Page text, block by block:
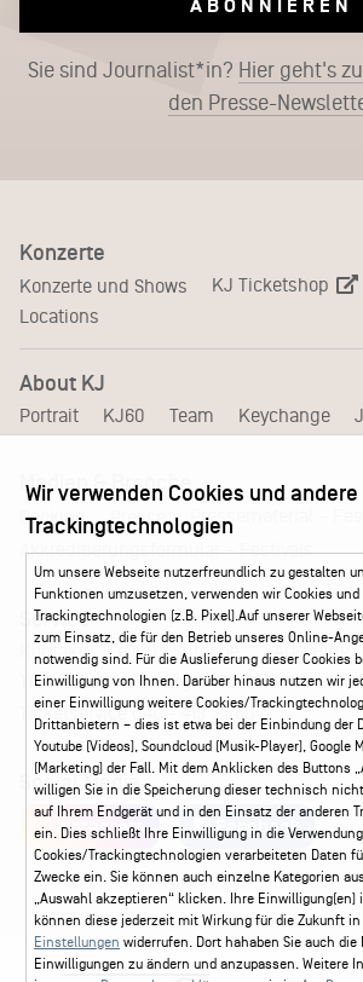
ABONNIEREN
Sie sind Journalist*in? Hier geht's
den Presse-
Konzerte
Konzerte und Shows KJ Ticketshop
Locations
About KJ
Portrait KJ60 Team Keychange
Medien & Branche
Booking Presse
Pressematerial –
Akkreditierungsformular – Festivals
Service
Kontakt Leichte Sprache
FAQ / Hilfe
Ticketshop Hamburg
Gutscheine
Ticketservice 040 - 413 22 60
Social Media
Instagram Facebook
Wir verwenden Cookies und andere
Trackingtechnologien
Um unsere Webseite nutzerfreundlich zu gestalten
Funktionen umzusetzen, verwenden wir Cookies und
Trackingtechnologien (z.B. Pixel).Auf unserer
zum Einsatz, die für den Betrieb unseres Online-
notwendig sind. Für die Auslieferung dieser Cookies
Einwilligung von Ihnen. Darüber hinaus nutzen wir
einer Einwilligung weitere Cookies/
Drittanbietern – dies ist etwa bei der Einbindung der
Youtube (Videos), Soundcloud (Musik-Player), Google
(Marketing) der Fall. Mit dem Anklicken des Buttons
willigen Sie in die Speicherung dieser technisch
auf Ihrem Endgerät und in den Einsatz der anderen
ein. Dies schließt Ihre Einwilligung in die
Cookies/Trackingtechnologien verarbeiteten Daten
Zwecke ein. Sie können auch einzelne Kategorien
„Auswahl akzeptieren“ klicken. Ihre
können diese jederzeit mit Wirkung für die Zukunft in
Einstellungen widerrufen. Dort hahaben Sie auch
Einwilligungen zu ändern und anzupassen. Weitere